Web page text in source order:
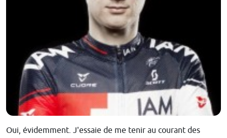
Oui, évidemment. J'essaie de me tenir au courant des